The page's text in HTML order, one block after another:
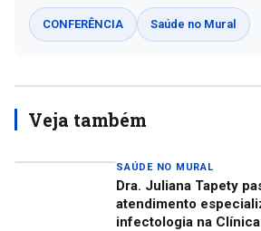
CONFERÊNCIA Saúde no Mural
Veja também
SAÚDE NO MURAL
Dra. Juliana Tapety
atendimento
infectologia na Clínica